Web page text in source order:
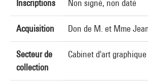
Inscriptions Non signé, non daté
Acquisition Don de M. et Mme
Secteur de
collection
Cabinet d'art graphique